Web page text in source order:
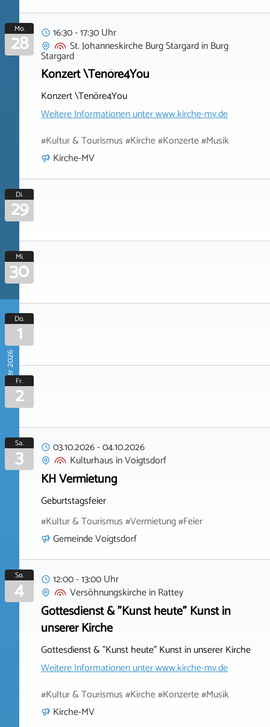
Mo.
28
16:30 - 17:30 Uhr
St. Johanneskirche Burg StargardinBurg
Stargard
Konzert \Tenöre4You
Konzert \Tenöre4You
Weitere Informationen unterwww.kirche-mv.de
#Kultur & Tourismus #Kirche #Konzerte #Musik
Kirche-MV
Di.
29
Mi.
30
Oktober 2026
Do.
1
Fr.
2
Sa.
3 03.10.2026-04.10.2026
Kulturhaus inVoigtsdorf
KH Vermietung
Geburtstagsfeier
#Kultur & Tourismus #Vermietung #Feier
Gemeinde Voigtsdorf
So.
4
12:00 - 13:00 Uhr
VersöhnungskircheinRattey
Gottesdienst & "Kunst heute" Kunst in
unserer Kirche
Gottesdienst & "Kunst heute" Kunst in unserer Kirche
Weitere Informationen unterwww.kirche-mv.de
#Kultur & Tourismus #Kirche #Konzerte #Musik
Kirche-MV